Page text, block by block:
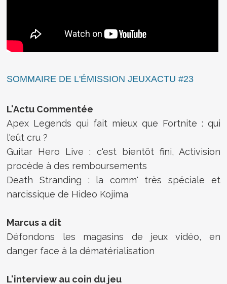
SOMMAIRE DE L'ÉMISSION JEUXACTU #23
L'Actu Commentée
Apex Legends qui fait mieux que Fortnite : qui
l'eût cru ?
Guitar Hero Live : c'est bientôt fini, Activision
procède à des remboursements
Death Stranding : la comm' très spéciale et
narcissique de Hideo Kojima
Marcus a dit
Défondons les magasins de jeux vidéo, en
danger face à la dématérialisation
L'interview au coin du jeu